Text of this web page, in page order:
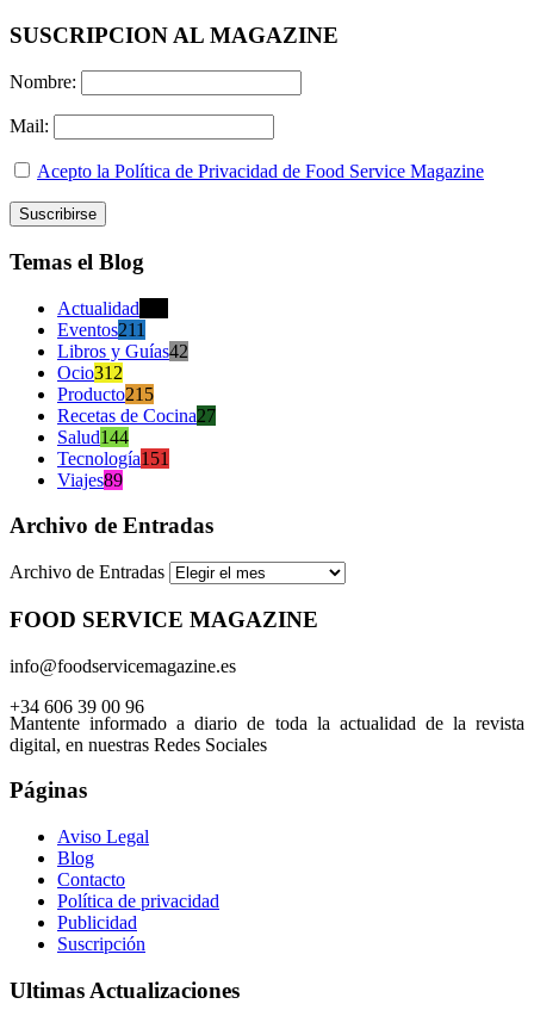
SUSCRIPCION AL MAGAZINE
Nombre:
Mail:
Acepto la Política de Privacidad de Food Service Magazine
Temas el Blog
Actualidad
Eventos211
Libros y Guías42
Ocio312
Producto215
Recetas de Cocina27
Salud144
Tecnología151
Viajes89
Archivo de Entradas
Archivo de Entradas
FOOD SERVICE MAGAZINE
info@foodservicemagazine.es
+34 606 39 00 96
Mantente informado a diario de toda la actualidad de la revista
digital, en nuestras Redes Sociales
Páginas
Aviso Legal
Blog
Contacto
Política de privacidad
Publicidad
Suscripción
Ultimas Actualizaciones